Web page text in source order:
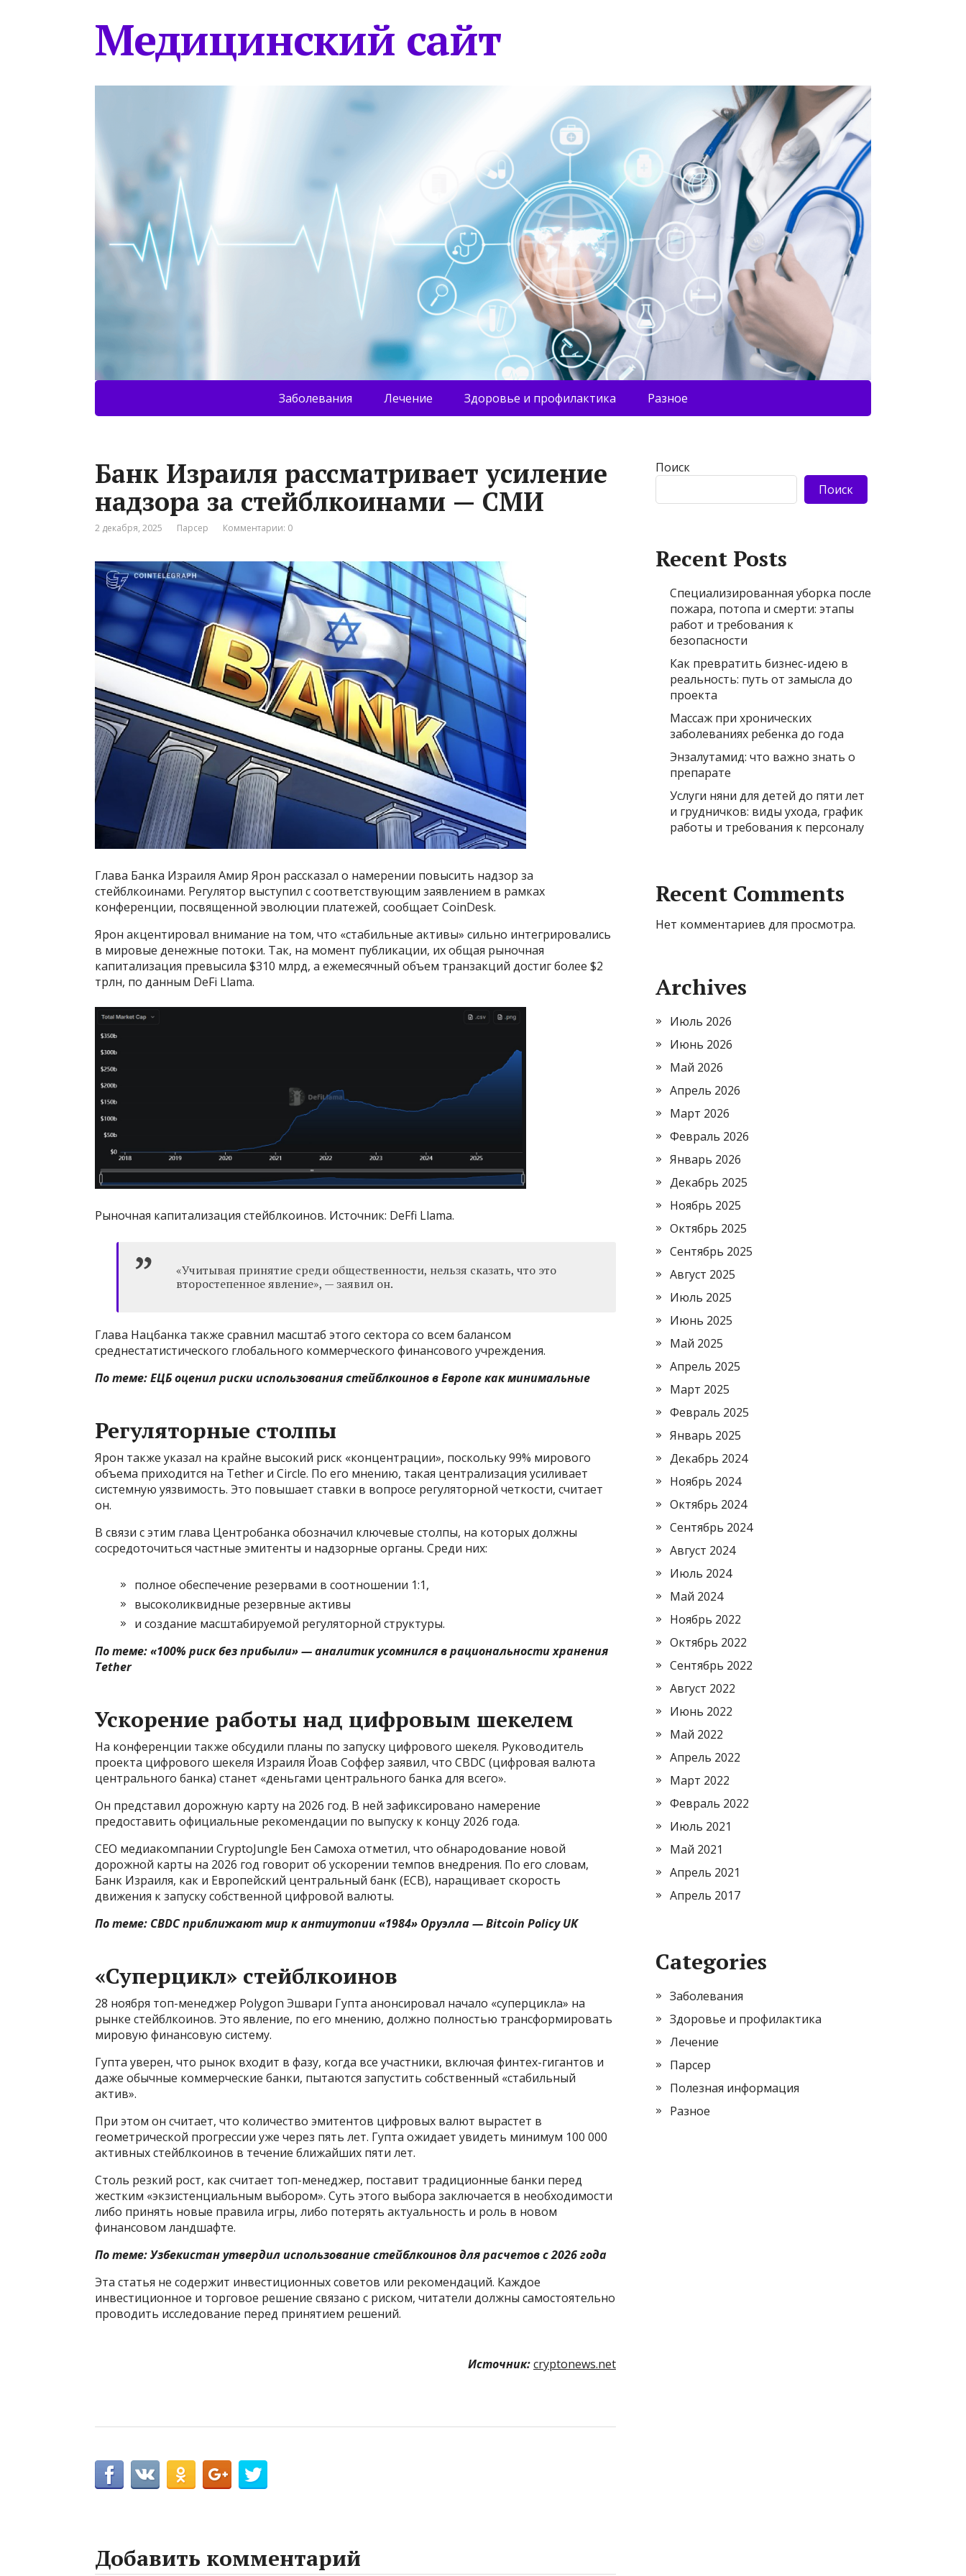
Медицинский сайт
Заболевания Лечение Здоровье и профилактика Разное
Банк Израиля рассматривает усиление
надзора за стейблкоинами — СМИ
2 декабря, 2025 Парсер Комментарии: 0
Глава Банка Израиля Амир Ярон рассказал о намерении повысить надзор за
стейблкоинами. Регулятор выступил с соответствующим заявлением в рамках
конференции, посвященной эволюции платежей, сообщает CoinDesk.
Ярон акцентировал внимание на том, что «стабильные активы» сильно интегрировались
в мировые денежные потоки. Так, на момент публикации, их общая рыночная
капитализация превысила $310 млрд, а ежемесячный объем транзакций достиг более $2
трлн, по данным DeFi Llama.
Рыночная капитализация стейблкоинов. Источник: DeFfi Llama.
«Учитывая принятие среди общественности, нельзя сказать, что это
второстепенное явление», — заявил он.
Глава Нацбанка также сравнил масштаб этого сектора со всем балансом
среднестатистического глобального коммерческого финансового учреждения.
По теме:ЕЦБ оценил риски использования стейблкоинов в Европе как минимальные
Регуляторные столпы
Ярон также указал на крайне высокий риск «концентрации», поскольку 99% мирового
объема приходится на Tether и Circle. По его мнению, такая централизация усиливает
системную уязвимость. Это повышает ставки в вопросе регуляторной четкости, считает
он.
В связи с этим глава Центробанка обозначил ключевые столпы, на которых должны
сосредоточиться частные эмитенты и надзорные органы. Среди них:
полное обеспечение резервами в соотношении 1:1,
высоколиквидные резервные активы
и создание масштабируемой регуляторной структуры.
По теме:«100% риск без прибыли» — аналитик усомнился в рациональности хранения
Tether
Ускорение работы над цифровым шекелем
На конференции также обсудили планы по запуску цифрового шекеля. Руководитель
проекта цифрового шекеля Израиля Йоав Соффер заявил, что CBDC (цифровая валюта
центрального банка) станет «деньгами центрального банка для всего».
Он представил дорожную карту на 2026 год. В ней зафиксировано намерение
предоставить официальные рекомендации по выпуску к концу 2026 года.
CEO медиакомпании CryptoJungle Бен Самоха отметил, что обнародование новой
дорожной карты на 2026 год говорит об ускорении темпов внедрения. По его словам,
Банк Израиля, как и Европейский центральный банк (ECB), наращивает скорость
движения к запуску собственной цифровой валюты.
По теме: CBDC приближают мир к антиутопии «1984» Оруэлла — Bitcoin Policy UK
«Суперцикл» стейблкоинов
28 ноября топ-менеджер Polygon Эшвари Гупта анонсировал начало «суперцикла» на
рынке стейблкоинов. Это явление, по его мнению, должно полностью трансформировать
мировую финансовую систему.
Гупта уверен, что рынок входит в фазу, когда все участники, включая финтех-гигантов и
даже обычные коммерческие банки, пытаются запустить собственный «стабильный
актив».
При этом он считает, что количество эмитентов цифровых валют вырастет в
геометрической прогрессии уже через пять лет. Гупта ожидает увидеть минимум 100 000
активных стейблкоинов в течение ближайших пяти лет.
Столь резкий рост, как считает топ-менеджер, поставит традиционные банки перед
жестким «экзистенциальным выбором». Суть этого выбора заключается в необходимости
либо принять новые правила игры, либо потерять актуальность и роль в новом
финансовом ландшафте.
По теме:Узбекистан утвердил использование стейблкоинов для расчетов с 2026 года
Эта статья не содержит инвестиционных советов или рекомендаций. Каждое
инвестиционное и торговое решение связано с риском, читатели должны самостоятельно
проводить исследование перед принятием решений.
Источник:cryptonews.net
Добавить комментарий
Поиск
Поиск
Recent Posts
Специализированная уборка после
пожара, потопа и смерти: этапы
работ и требования к
безопасности
Как превратить бизнес-идею в
реальность: путь от замысла до
проекта
Массаж при хронических
заболеваниях ребенка до года
Энзалутамид: что важно знать о
препарате
Услуги няни для детей до пяти лет
и грудничков: виды ухода, график
работы и требования к персоналу
Recent Comments
Нет комментариев для просмотра.
Archives
Июль 2026
Июнь 2026
Май 2026
Апрель 2026
Март 2026
Февраль 2026
Январь 2026
Декабрь 2025
Ноябрь 2025
Октябрь 2025
Сентябрь 2025
Август 2025
Июль 2025
Июнь 2025
Май 2025
Апрель 2025
Март 2025
Февраль 2025
Январь 2025
Декабрь 2024
Ноябрь 2024
Октябрь 2024
Сентябрь 2024
Август 2024
Июль 2024
Май 2024
Ноябрь 2022
Октябрь 2022
Сентябрь 2022
Август 2022
Июнь 2022
Май 2022
Апрель 2022
Март 2022
Февраль 2022
Июль 2021
Май 2021
Апрель 2021
Апрель 2017
Categories
Заболевания
Здоровье и профилактика
Лечение
Парсер
Полезная информация
Разное